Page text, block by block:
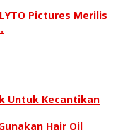
Pictures Merilis
Untuk Kecantikan
Hair Oil